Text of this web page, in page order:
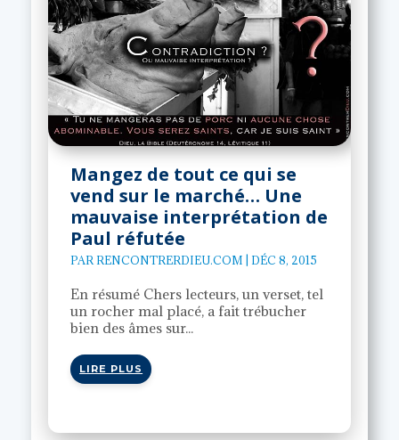
Mangez de tout ce qui se
vend sur le marché… Une
mauvaise interprétation de
Paul réfutée
PARRENCONTRERDIEU.COM |DÉC 8, 2015
En résumé Chers lecteurs, un verset, tel
un rocher mal placé, a fait trébucher
bien des âmes sur...
LIRE PLUS